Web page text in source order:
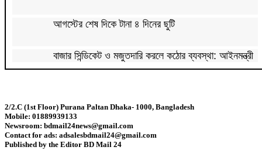
আগস্টের শেষ দিকে টানা ৪ দিনের ছুটি
বাজার সিন্ডিকেট ও মজুতদারি করলে কঠোর ব্যবস্থা: আইনমন্ত্রী
কাঁধখোলা গাউনে নজর কাড়লেন নুসরাত ফারিয়া
রাজধানীতে ২৪ ঘণ্টায় ৪৮৫ গ্রেপ্তার
2/2.C (1st Floor) Purana Paltan Dhaka- 1000, Bangladesh
Mobile: 01889939133
Newsroom: bdmail24news@gmail.com
Contact for ads: adsalesbdmail24@gmail.com
Published by the Editor BD Mail 24